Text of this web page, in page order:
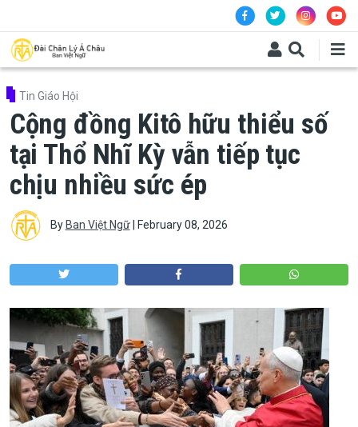
Tin Giáo Hội
Cộng đồng Kitô hữu thiểu số
tại Thổ Nhĩ Kỳ vẫn tiếp tục
chịu nhiều sức ép
By Ban Việt Ngữ| February 08, 2026